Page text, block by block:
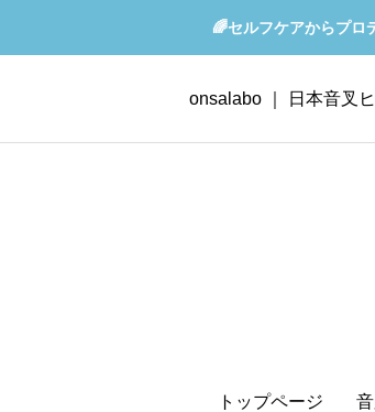
🌈セルフケアからプ
onsalabo ｜ 日本音叉
トップページ